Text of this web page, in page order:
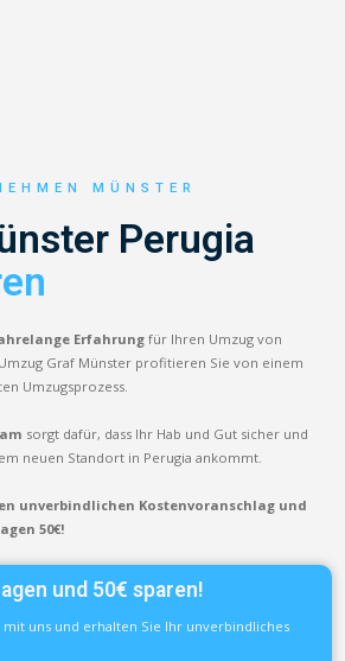
MÜNSTER
Perugia
Erfahrung für Ihren Umzug von
Graf Münster profitieren Sie von einem
Umzugsprozess.
sorgt dafür, dass Ihr Hab und Gut sicher und
neuen Standort in Perugia ankommt.
unverbindlichen Kostenvoranschlag und
50€!
und 50€ sparen!
mit uns und erhalten Sie Ihr unverbindliches